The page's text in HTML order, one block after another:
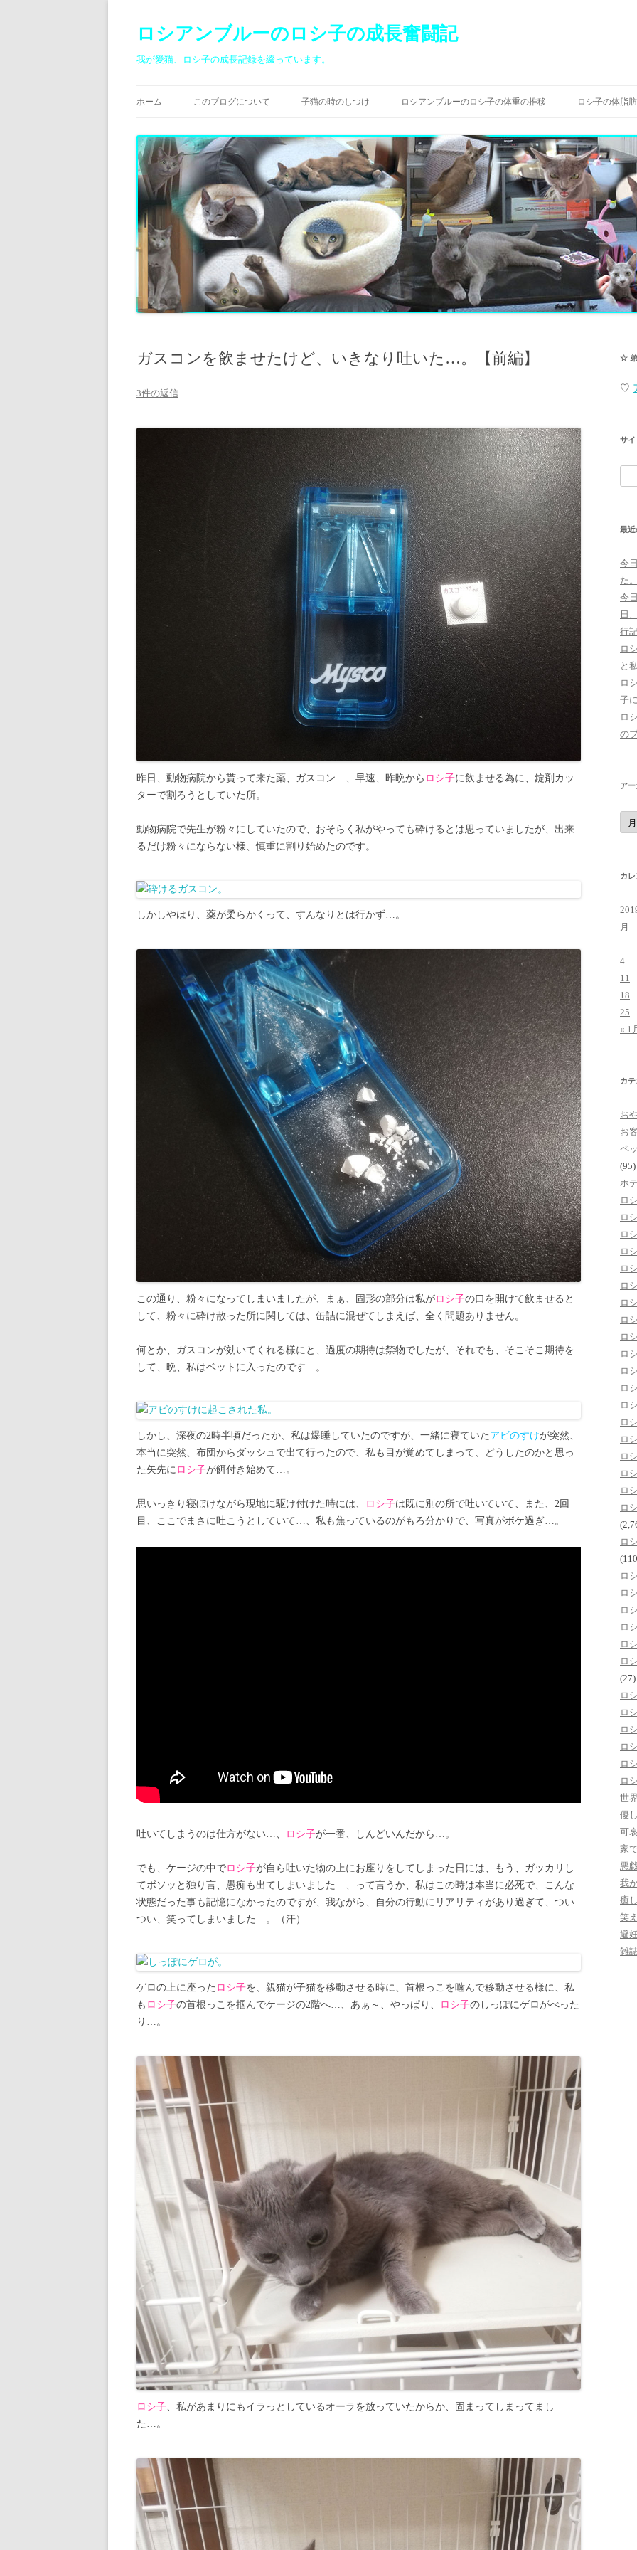
ロシアンブルーのロシ子の成長奮闘記
我が愛猫、ロシ子の成長記録を綴っています。
ン
へ
ス
キ
ッ
プ
ホーム このブログについて 子猫の時のしつけ ロシアンブルーのロシ子の体重の推移 ロシ子の体脂
ガスコンを飲ませたけど、いきなり吐いた…。【前編】
3件の返信
昨日、動物病院から貰って来た薬、ガスコン…、早速、昨晩から ロシ子に飲ませる為に、錠剤カッ
ターで割ろうとしていた所。
動物病院で先生が粉々にしていたので、おそらく私がやっても砕けるとは思っていましたが、出来
るだけ粉々にならない様、慎重に割り始めたのです。
しかしやはり、薬が柔らかくって、すんなりとは行かず…。
この通り、粉々になってしまいましたが、まぁ、固形の部分は私がロシ子の口を開けて飲ませると
して、粉々に砕け散った所に関しては、缶詰に混ぜてしまえば、全く問題ありません。
何とか、ガスコンが効いてくれる様にと、過度の期待は禁物でしたが、それでも、そこそこ期待を
して、晩、私はベットに入ったのです…。
しかし、深夜の2時半頃だったか、私は爆睡していたのですが、一緒に寝ていた アビのすけが突然、
本当に突然、布団からダッシュで出て行ったので、私も目が覚めてしまって、どうしたのかと思っ
た矢先に ロシ子が餌付き始めて…。
思いっきり寝ぼけながら現地に駆け付けた時には、 ロシ子は既に別の所で吐いていて、また、2回
目、ここでまさに吐こうとしていて…、私も焦っているのがもろ分かりで、写真がボケ過ぎ…。
吐いてしまうのは仕方がない…、 ロシ子が一番、しんどいんだから…。
でも、ケージの中でロシ子が自ら吐いた物の上にお座りをしてしまった日には、もう、ガッカリし
てボソッと独り言、愚痴も出てしまいました…、って言うか、私はこの時は本当に必死で、こんな
状態だった事も記憶になかったのですが、我ながら、自分の行動にリアリティがあり過ぎて、つい
つい、笑ってしまいました…。（汗）
ゲロの上に座った ロシ子を、親猫が子猫を移動させる時に、首根っこを噛んで移動させる様に、私
も ロシ子の首根っこを掴んでケージの2階へ…、あぁ～、やっぱり、 ロシ子のしっぽにゲロがべった
り…。
ロシ子、私があまりにもイラっとしているオーラを放っていたからか、固まってしまってまし
た…。
☆ 弟
♡
サイ
索:
最近
今
た
今
日
行
ロ
と
ロ
子
ロ
の
ア
ア
ー
カ
カ
月
4
11
18
25
« 1
カ
お
お
ペ
(95)
ホ
ロ
ロ
ロ
ロ
ロ
ロ
ロ
ロ
ロ
ロ
ロ
ロ
ロ
ロ
ロ
ロ
ロ
ロ
ロ
ロ
ロ
ロ
ロ
ロ
ロ
ロ
(27)
ロ
ロ
ロ
ロ
ロ
ロ
世
優
可
家
悪
我
癒
笑
避
雑